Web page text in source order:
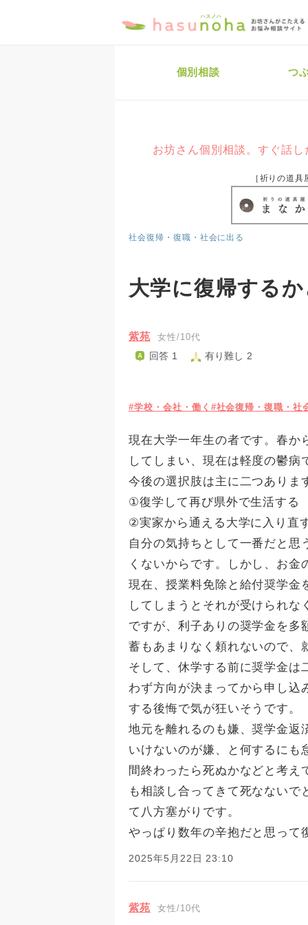
個別相談 つ
お坊さん個別相談。すぐ話
［祈りの道
社会復帰・復職・社会に出る
大学に復帰する
紫苑 女性/10代
回答 1 有り難し 2
#学校・会社・働く #社会復帰・復職・社
現在大学一年生の者です。春か
してしまい、現在は軽度の鬱
今後の選択肢は主に二つありま
①復学して再び県外で生活する
②実家から通える大学に入り直
自分の気持ちとして一番だと
くないからです。しかし、お
現在、授業料免除と給付奨学金
してしまうとそれが受けられ
ですが、利子ありの奨学金を多
蓄もあまりなく頼れないので、
そして、休学する前に奨学金は
わず方向が決まってから申し込
する後悔で気が狂いそうです
地元を離れるのも嫌、奨学金返
いけないのが嫌、と何するにも
間終わったら死ぬかなどと考
も相談し合ってきて死なない
て八方塞がりです。
やっぱり数年の辛抱だと思って
2025年5月22日 23:10
紫苑 女性/10代